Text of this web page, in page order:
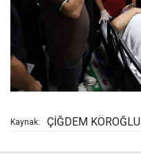
Kaynak: ÇİĞDEM KÖROĞLU